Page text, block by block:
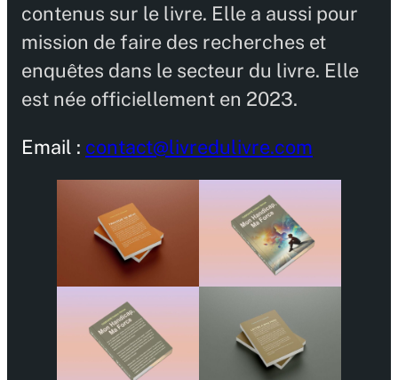
contenus sur le livre. Elle a aussi pour
mission de faire des recherches et
enquêtes dans le secteur du livre. Elle
est née officiellement en 2023.
Email : contact@livredulivre.com